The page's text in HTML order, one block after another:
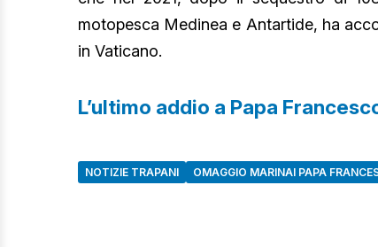
motopesca Medinea e Antartide, ha
in Vaticano.
L’ultimo addio a Papa
NOTIZIE TRAPANI OMAGGIO MARINAI PAPA